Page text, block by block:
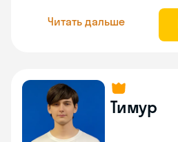
Читать дальше
Тимур